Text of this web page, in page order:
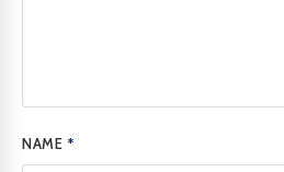
NAME *